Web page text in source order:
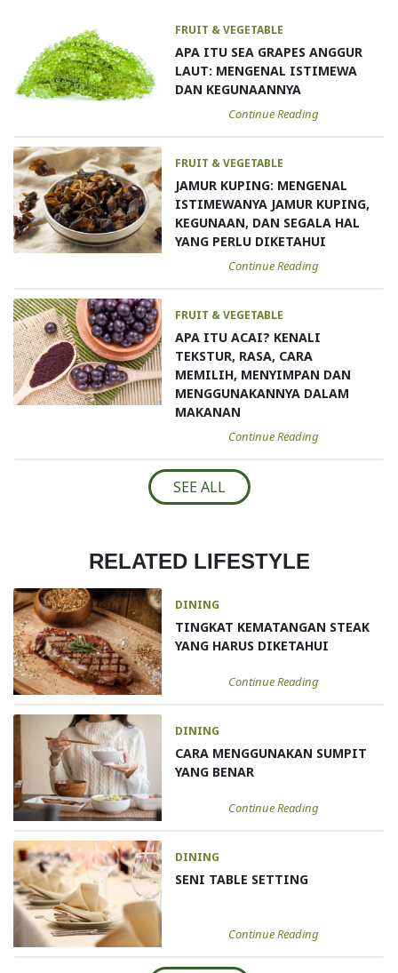
FRUIT & VEGETABLE
APA ITU SEA GRAPES ANGGUR
LAUT: MENGENAL ISTIMEWA
DAN KEGUNAANNYA
Continue Reading
FRUIT & VEGETABLE
JAMUR KUPING: MENGENAL
ISTIMEWANYA JAMUR KUPING,
KEGUNAAN, DAN SEGALA HAL
YANG PERLU DIKETAHUI
Continue Reading
FRUIT & VEGETABLE
APA ITU ACAI? KENALI
TEKSTUR, RASA, CARA
MEMILIH, MENYIMPAN DAN
MENGGUNAKANNYA DALAM
MAKANAN
Continue Reading
SEE ALL
RELATED LIFESTYLE
DINING
TINGKAT KEMATANGAN STEAK
YANG HARUS DIKETAHUI
Continue Reading
DINING
CARA MENGGUNAKAN SUMPIT
YANG BENAR
Continue Reading
DINING
SENI TABLE SETTING
Continue Reading